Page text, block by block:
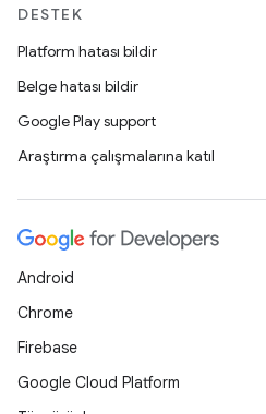
DESTEK
Platform hatası bildir
Belge hatası bildir
Google Play support
Araştırma çalışmalarına katıl
Android
Chrome
Firebase
Google Cloud Platform